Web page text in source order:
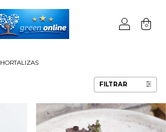
0
HORTALIZAS
FILTRAR